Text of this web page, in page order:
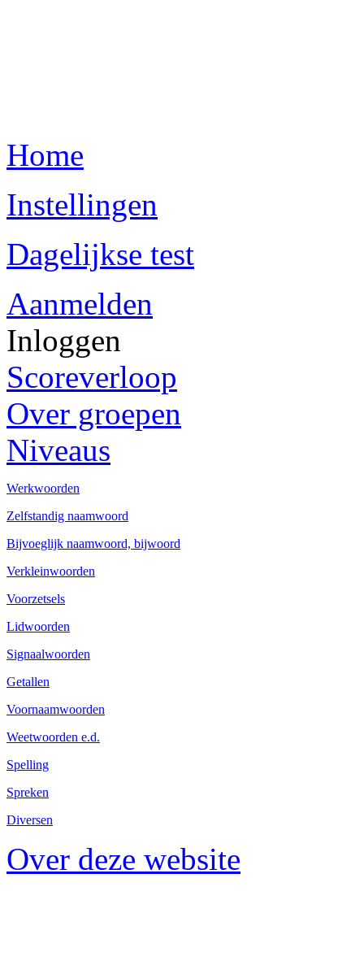
Home
Instellingen
Dagelijkse test
Aanmelden
Inloggen
Scoreverloop
Over groepen
Niveaus
Werkwoorden
Zelfstandig naamwoord
Bijvoeglijk naamwoord, bijwoord
Verkleinwoorden
Voorzetsels
Lidwoorden
Signaalwoorden
Getallen
Voornaamwoorden
Weetwoorden e.d.
Spelling
Spreken
Diversen
Over deze website